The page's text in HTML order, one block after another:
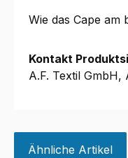
Wie das Cape am
Kontakt
A.F. Textil
Ähnliche Artikel